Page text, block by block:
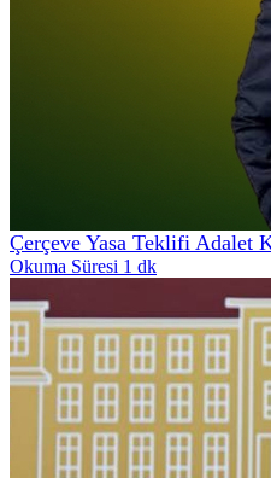
Çerçeve Yasa Teklifi Adalet
Okuma Süresi 1 dk